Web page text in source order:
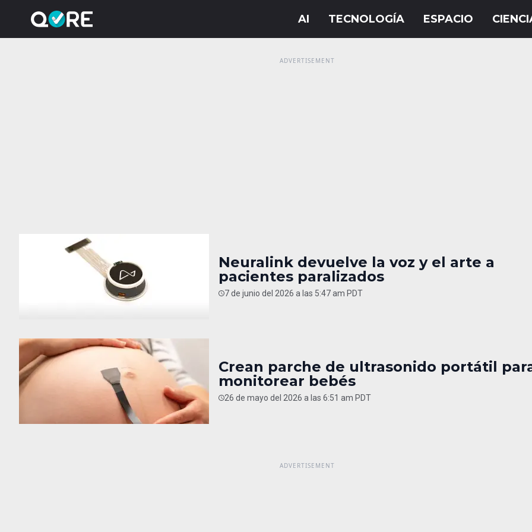
Neuralink devuelve la voz y el arte a
pacientes paralizados
7 de junio del 2026 a las 5:47 am PDT
Crean parche de ultrasonido portátil
monitorear bebés
26 de mayo del 2026 a las 6:51 am PDT